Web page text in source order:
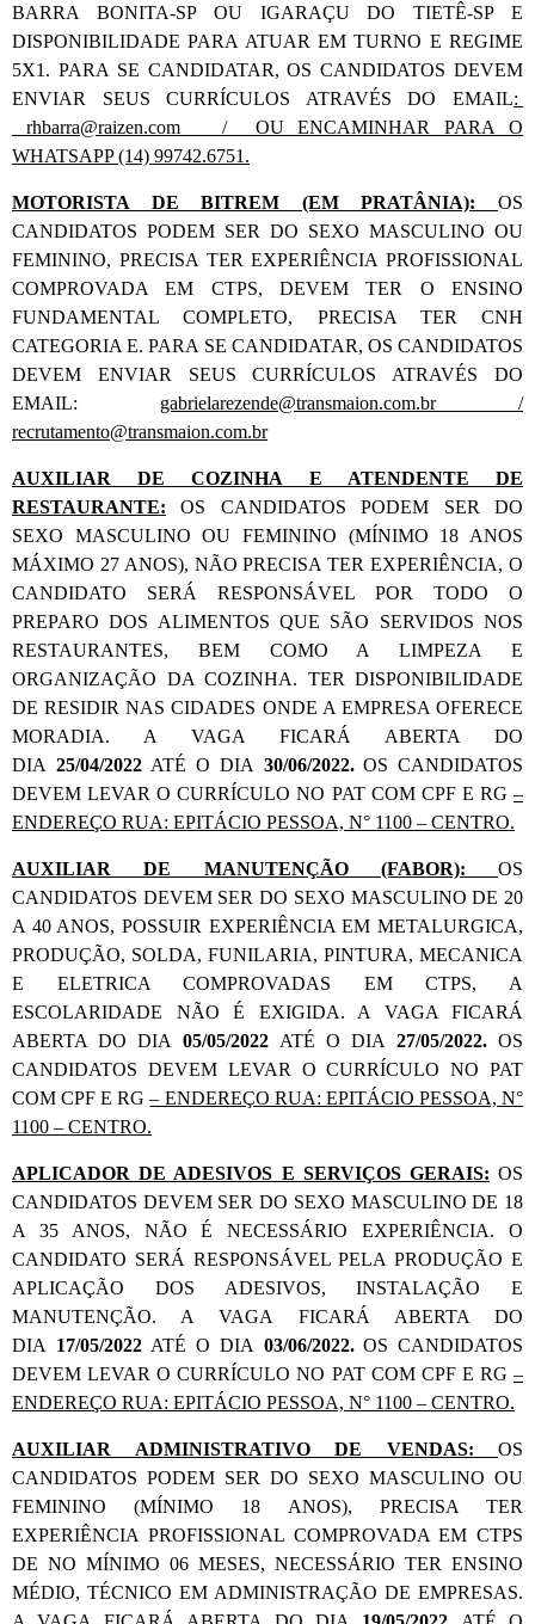
BARRA BONITA-SP OU IGARAÇU DO TIETÊ-SP E
DISPONIBILIDADE PARA ATUAR EM TURNO E REGIME
5X1. PARA SE CANDIDATAR, OS CANDIDATOS DEVEM
ENVIAR SEUS CURRÍCULOS ATRAVÉS DO EMAIL:
rhbarra@raizen.com / OU ENCAMINHAR PARA O
WHATSAPP (14) 99742.6751.
MOTORISTA DE BITREM (EM PRATÂNIA): OS
CANDIDATOS PODEM SER DO SEXO MASCULINO OU
FEMININO, PRECISA TER EXPERIÊNCIA PROFISSIONAL
COMPROVADA EM CTPS, DEVEM TER O ENSINO
FUNDAMENTAL COMPLETO, PRECISA TER CNH
CATEGORIA E. PARA SE CANDIDATAR, OS CANDIDATOS
DEVEM ENVIAR SEUS CURRÍCULOS ATRAVÉS DO
EMAIL: gabrielarezende@transmaion.com.br /
recrutamento@transmaion.com.br
AUXILIAR DE COZINHA E ATENDENTE DE
RESTAURANTE: OS CANDIDATOS PODEM SER DO
SEXO MASCULINO OU FEMININO (MÍNIMO 18 ANOS
MÁXIMO 27 ANOS), NÃO PRECISA TER EXPERIÊNCIA, O
CANDIDATO SERÁ RESPONSÁVEL POR TODO O
PREPARO DOS ALIMENTOS QUE SÃO SERVIDOS NOS
RESTAURANTES, BEM COMO A LIMPEZA E
ORGANIZAÇÃO DA COZINHA. TER DISPONIBILIDADE
DE RESIDIR NAS CIDADES ONDE A EMPRESA OFERECE
MORADIA. A VAGA FICARÁ ABERTA DO
DIA 25/04/2022ATÉ O DIA 30/06/2022.OS CANDIDATOS
DEVEM LEVAR O CURRÍCULO NO PAT COM CPF E RG –
ENDEREÇO RUA: EPITÁCIO PESSOA, N° 1100 – CENTRO.
AUXILIAR DE MANUTENÇÃO (FABOR): OS
CANDIDATOS DEVEM SER DO SEXO MASCULINO DE 20
A 40 ANOS, POSSUIR EXPERIÊNCIA EM METALURGICA,
PRODUÇÃO, SOLDA, FUNILARIA, PINTURA, MECANICA
E ELETRICA COMPROVADAS EM CTPS, A
ESCOLARIDADE NÃO É EXIGIDA. A VAGA FICARÁ
ABERTA DO DIA 05/05/2022 ATÉ O DIA 27/05/2022. OS
CANDIDATOS DEVEM LEVAR O CURRÍCULO NO PAT
COM CPF E RG– ENDEREÇO RUA: EPITÁCIO PESSOA, N°
1100 – CENTRO.
APLICADOR DE ADESIVOS E SERVIÇOS GERAIS: OS
CANDIDATOS DEVEM SER DO SEXO MASCULINO DE 18
A 35 ANOS, NÃO É NECESSÁRIO EXPERIÊNCIA. O
CANDIDATO SERÁ RESPONSÁVEL PELA PRODUÇÃO E
APLICAÇÃO DOS ADESIVOS, INSTALAÇÃO E
MANUTENÇÃO. A VAGA FICARÁ ABERTA DO
DIA 17/05/2022ATÉ O DIA 03/06/2022.OS CANDIDATOS
DEVEM LEVAR O CURRÍCULO NO PAT COM CPF E RG –
ENDEREÇO RUA: EPITÁCIO PESSOA, N° 1100 – CENTRO.
AUXILIAR ADMINISTRATIVO DE VENDAS: OS
CANDIDATOS PODEM SER DO SEXO MASCULINO OU
FEMININO (MÍNIMO 18 ANOS), PRECISA TER
EXPERIÊNCIA PROFISSIONAL COMPROVADA EM CTPS
DE NO MÍNIMO 06 MESES, NECESSÁRIO TER ENSINO
MÉDIO, TÉCNICO EM ADMINISTRAÇÃO DE EMPRESAS.